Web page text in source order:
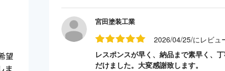
宮田塗装工業
2026/04/25/にレビュ
レスポンスが早く、納品まで素早く、
だけました。大変感謝致します。